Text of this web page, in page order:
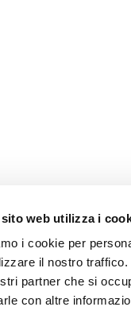
web utilizza i
i cookie per
il nostro
partner che si
con altre